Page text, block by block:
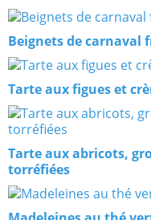
Beignets de carnaval
Tarte aux figues et
Tarte aux abricots,
torréfiées